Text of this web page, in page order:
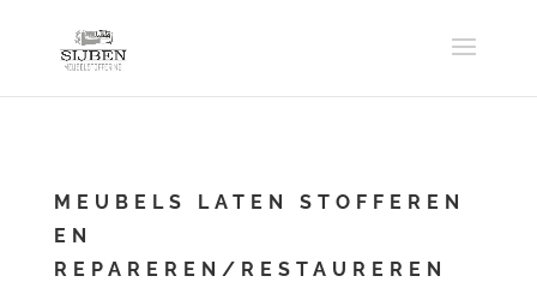
MEUBELS LATEN STOFFEREN
EN
REPAREREN/RESTAUREREN